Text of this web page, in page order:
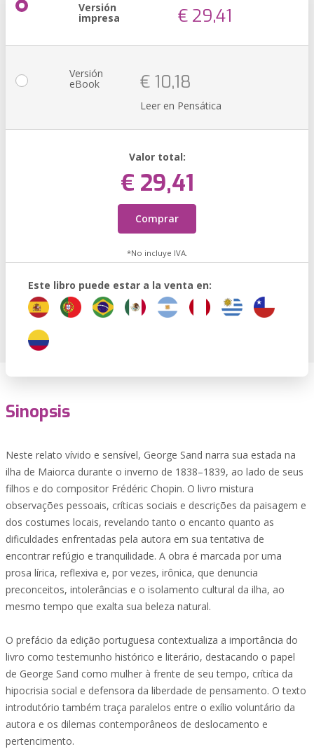
Versión
impresa € 29,41
Versión
eBook € 10,18
Leer en Pensática
Valor total:
€ 29,41
Comprar
*No incluye IVA.
Este libro puede estar a la venta en:
Sinopsis
Neste relato vívido e sensível, George Sand narra sua estada na
ilha de Maiorca durante o inverno de 1838–1839, ao lado de seus
filhos e do compositor Frédéric Chopin. O livro mistura
observações pessoais, críticas sociais e descrições da paisagem e
dos costumes locais, revelando tanto o encanto quanto as
dificuldades enfrentadas pela autora em sua tentativa de
encontrar refúgio e tranquilidade. A obra é marcada por uma
prosa lírica, reflexiva e, por vezes, irônica, que denuncia
preconceitos, intolerâncias e o isolamento cultural da ilha, ao
mesmo tempo que exalta sua beleza natural.
O prefácio da edição portuguesa contextualiza a importância do
livro como testemunho histórico e literário, destacando o papel
de George Sand como mulher à frente de seu tempo, crítica da
hipocrisia social e defensora da liberdade de pensamento. O texto
introdutório também traça paralelos entre o exílio voluntário da
autora e os dilemas contemporâneos de deslocamento e
pertencimento.